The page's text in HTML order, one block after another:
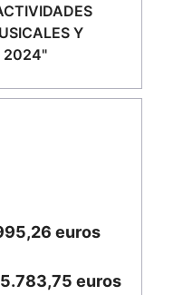
Y
2024"
euros
5.783,75 euros